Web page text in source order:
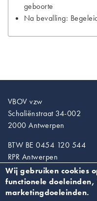
geboorte
Na bevalling:
VBOV vzw
Schaliënstraat 34-002
2000 Antwerpen
BTW BE 0454 120 544
RPR Antwerpen
T. 03/218.89.67
info@vroedvrouwen.be
Wij gebruiken cookies
functionele
marketingdoeleinden.